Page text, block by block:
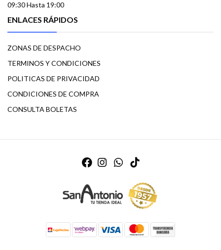
09:30 Hasta 19:00
ENLACES RÁPIDOS
ZONAS DE DESPACHO
TERMINOS Y CONDICIONES
POLITICAS DE PRIVACIDAD
CONDICIONES DE COMPRA
CONSULTA BOLETAS